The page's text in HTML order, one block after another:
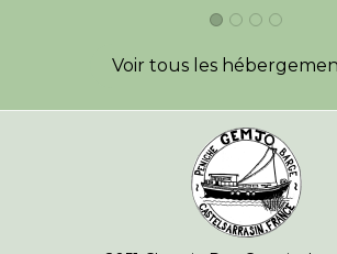
Voir tous les